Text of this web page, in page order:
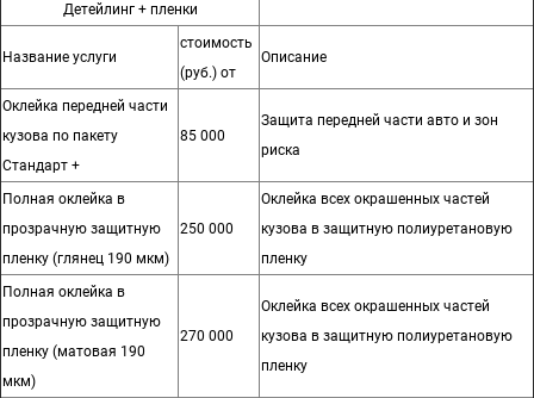
Детейлинг + пленки
Название услуги
стоимость
(руб.) от
Описание
Оклейка передней части
кузова по пакету
Стандарт +
85 000
Защита передней части авто и зон
риска
Полная оклейка в
прозрачную защитную
пленку (глянец 190 мкм)
250 000
Оклейка всех окрашенных частей
кузова в защитную полиуретановую
пленку
Полная оклейка в
прозрачную защитную
пленку (матовая 190
мкм)
270 000
Оклейка всех окрашенных частей
кузова в защитную полиуретановую
пленку